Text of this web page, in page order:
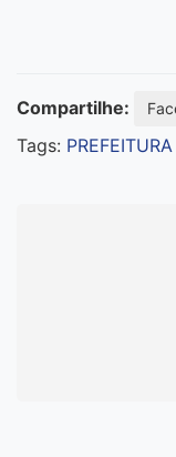
Compartilhe:
Tags: